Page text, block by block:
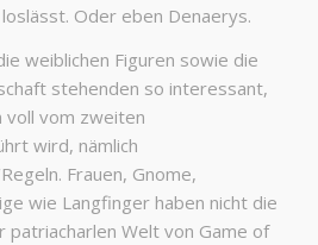
Oder eben Denaerys.
weiblichen Figuren sowie die
stehenden so interessant,
vom zweiten
wird, nämlich
Frauen, Gnome,
wie Langfinger haben nicht die
patriacharlen Welt von Game of